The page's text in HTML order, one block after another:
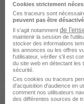
Art, Design,
Marketing •
Digital, Internet
Urbanisme •
Cookies strictement
Ces traceurs sont
peuvent pas être
Il s'agit notamment de
maintenir la session de
stocker des informations
les annonces ou les offres
l'utilisateur, vérifier s'il est
du site web en détectant les
sécurité.
Ces cookies ou traceurs
d'acquisition d'audience en
comment nos utilisateurs
des différentes sources de